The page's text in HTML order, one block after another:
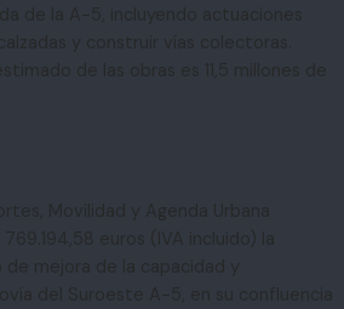
de la A-5, incluyendo actuaciones
y construir vías colectoras.
de las obras es 11,5 millones de
Movilidad y Agenda Urbana
euros (IVA incluido) la
mejora de la capacidad y
del Suroeste A-5, en su confluencia